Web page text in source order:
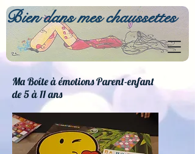
Bien dans mes chaussettes
Ma Boîte à émotions Parent-enfant
de 5 à 11 ans